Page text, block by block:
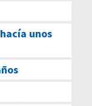
unos